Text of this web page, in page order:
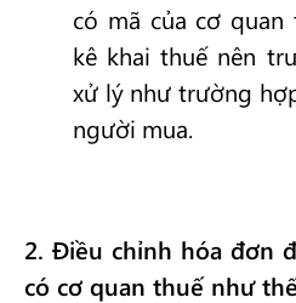
có mã của cơ
kê khai thuế nên
xử lý như trường
người mua.
2. Điều chỉnh hóa đơn
có cơ quan thuế như